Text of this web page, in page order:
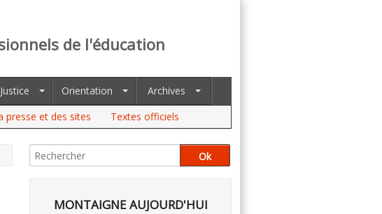
de l'éducation
Justice Orientation
Archives
presse et des sites Textes officiels
MONTAIGNE AUJOURD'HUI